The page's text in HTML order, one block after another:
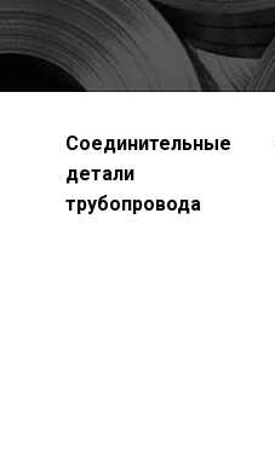
Соединительные
детали
трубопровода